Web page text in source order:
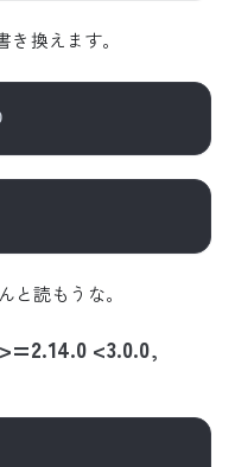
換えます。
と読もうな。
<3.0.0,